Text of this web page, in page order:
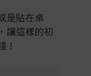
是貼在桌
讓這樣的初
！